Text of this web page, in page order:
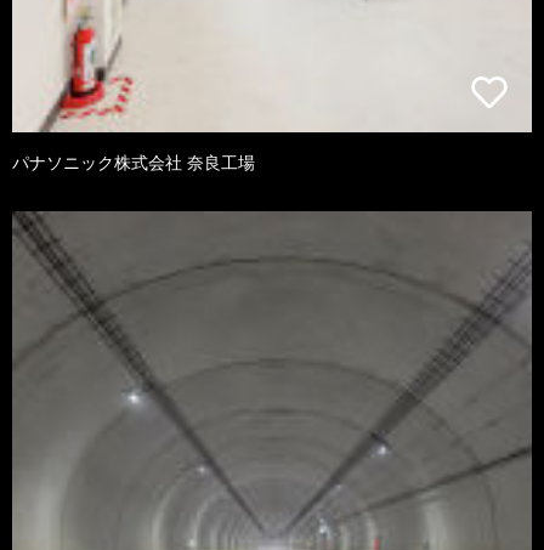
パナソニック株式会社 奈良工場